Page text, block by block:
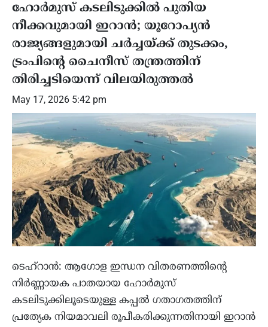
ഹോർമുസ് കടലിടുക്കിൽ പുതിയ
നീക്കവുമായി ഇറാൻ; യൂറോപ്യൻ
രാജ്യങ്ങളുമായി ചർച്ചയ്ക്ക് തുടക്കം,
ട്രംപിന്റെ ചൈനീസ് തന്ത്രത്തിന്
തിരിച്ചടിയെന്ന് വിലയിരുത്തൽ
May 17, 2026 5:42 pm
ടെഹ്റാൻ: ആഗോള ഇന്ധന വിതരണത്തിന്റെ
നിർണ്ണായക പാതയായ ഹോർമുസ്
കടലിടുക്കിലൂടെയുള്ള കപ്പൽ ഗതാഗതത്തിന്
പ്രത്യേക നിയമാവലി രൂപീകരിക്കുന്നതിനായി ഇറാൻ